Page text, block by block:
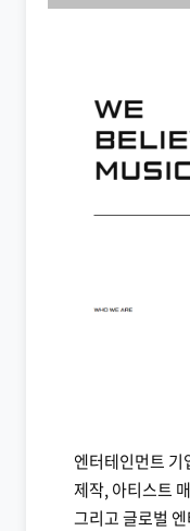
엔터테인먼트
제작, 아티스트
그리고 글로벌